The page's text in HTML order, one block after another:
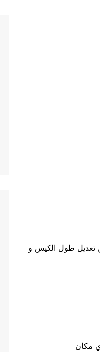
من 4 سم الي 14سم تقريبا و يمكن تعديل طول الكيس و